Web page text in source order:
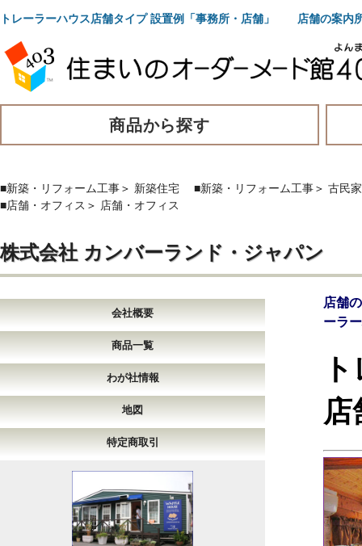
トレーラーハウス店舗タイプ 設置例「事務所・店舗」 店舗の案内
商品から探す
■新築・リフォーム工事＞ 新築住宅 ■新築・リフォーム工事＞ 古民
■店舗・オフィス ＞ 店舗・オフィス
株式会社 カンバーランド・ジャパン
会社概要
商品一覧
わが社情報
地図
特定商取引
店舗
ーラ
店